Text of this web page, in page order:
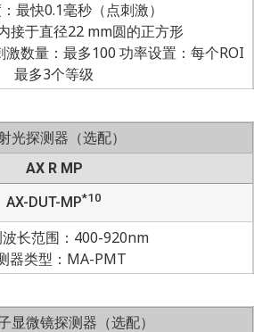
最快0.1毫秒（点刺激）
接于直径22 mm圆的正方形
数量：最多100 功率设置：每个ROI
最多3个等级
光探测器（选配）
AX R MP
AX-DUT-MP*10
长范围：400-920nm
器类型：MA-PMT
显微镜探测器（选配）